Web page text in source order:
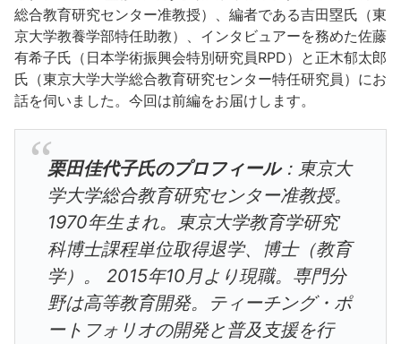
総合教育研究センター准教授）、編者である吉田塁氏（東
京大学教養学部特任助教）、インタビュアーを務めた佐藤
有希子氏（日本学術振興会特別研究員RPD）と正木郁太郎
氏（東京大学大学総合教育研究センター特任研究員）にお
話を伺いました。今回は前編をお届けします。
栗田佳代子氏のプロフィール：東京大
学大学総合教育研究センター准教授。
1970年生まれ。東京大学教育学研究
科博士課程単位取得退学、博士（教育
学）。 2015年10月より現職。専門分
野は高等教育開発。ティーチング・ポ
ートフォリオの開発と普及支援を行